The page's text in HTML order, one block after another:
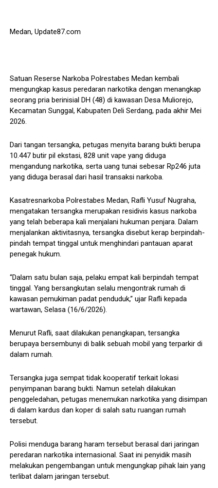
Medan, Update87.com
Satuan Reserse Narkoba Polrestabes Medan kembali
mengungkap kasus peredaran narkotika dengan menangkap
seorang pria berinisial DH (48) di kawasan Desa Muliorejo,
Kecamatan Sunggal, Kabupaten Deli Serdang, pada akhir Mei
2026.
Dari tangan tersangka, petugas menyita barang bukti berupa
10.447 butir pil ekstasi, 828 unit vape yang diduga
mengandung narkotika, serta uang tunai sebesar Rp246 juta
yang diduga berasal dari hasil transaksi narkoba.
Kasatresnarkoba Polrestabes Medan, Rafli Yusuf Nugraha,
mengatakan tersangka merupakan residivis kasus narkoba
yang telah beberapa kali menjalani hukuman penjara. Dalam
menjalankan aktivitasnya, tersangka disebut kerap berpindah-
pindah tempat tinggal untuk menghindari pantauan aparat
penegak hukum.
“Dalam satu bulan saja, pelaku empat kali berpindah tempat
tinggal. Yang bersangkutan selalu mengontrak rumah di
kawasan pemukiman padat penduduk,” ujar Rafli kepada
wartawan, Selasa (16/6/2026).
Menurut Rafli, saat dilakukan penangkapan, tersangka
berupaya bersembunyi di balik sebuah mobil yang terparkir di
dalam rumah.
Tersangka juga sempat tidak kooperatif terkait lokasi
penyimpanan barang bukti. Namun setelah dilakukan
penggeledahan, petugas menemukan narkotika yang disimpan
di dalam kardus dan koper di salah satu ruangan rumah
tersebut.
Polisi menduga barang haram tersebut berasal dari jaringan
peredaran narkotika internasional. Saat ini penyidik masih
melakukan pengembangan untuk mengungkap pihak lain yang
terlibat dalam jaringan tersebut.